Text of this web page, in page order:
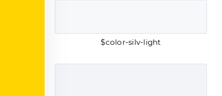
$color-silv-light